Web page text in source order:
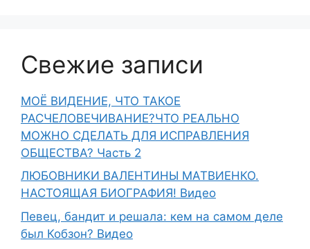
Свежие записи
МОЁ ВИДЕНИЕ, ЧТО ТАКОЕ
РАСЧЕЛОВЕЧИВАНИЕ?ЧТО РЕАЛЬНО
МОЖНО СДЕЛАТЬ ДЛЯ ИСПРАВЛЕНИЯ
ОБЩЕСТВА? Часть 2
ЛЮБОВНИКИ ВАЛЕНТИНЫ МАТВИЕНКО.
НАСТОЯЩАЯ БИОГРАФИЯ! Видео
Певец, бандит и решала: кем на самом деле
был Кобзон? Видео